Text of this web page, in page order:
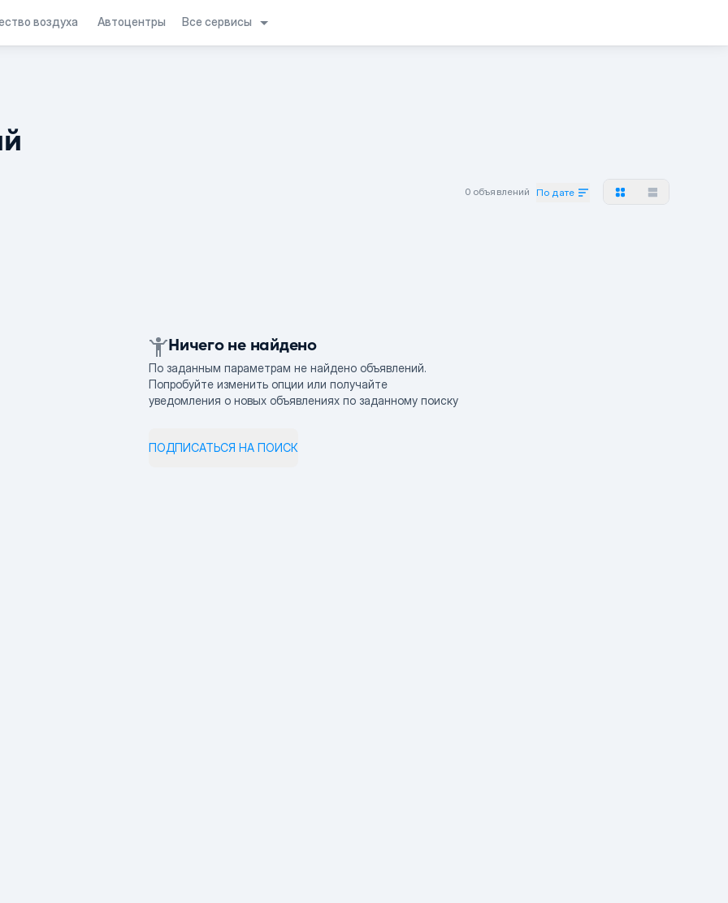
воздуха Автоцентры Все сервисы
0 объявлений По дате
Ничего не найдено
По заданным параметрам не найдено объявлений.
Попробуйте изменить опции или получайте
уведомления о новых объявлениях по заданному поиску
ПОДПИСАТЬСЯ НА ПОИСК